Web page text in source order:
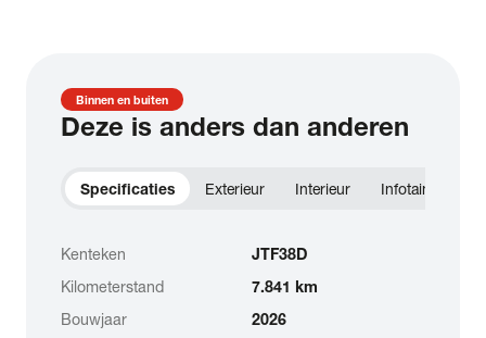
Binnen en buiten
Deze is anders dan anderen
Specificaties Exterieur Interieur Infotainment
Kenteken
JTF38D
Kilometerstand
7.841 km
Bouwjaar
2026